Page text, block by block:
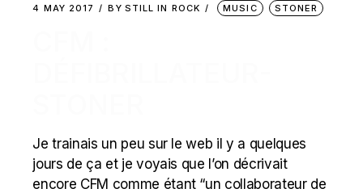
4 MAY 2017 BY STILL IN ROCK MUSIC STONER
Je trainais un peu sur le web il y a quelques
jours de ça et je voyais que l’on décrivait
encore CFM comme étant “un collaborateur de